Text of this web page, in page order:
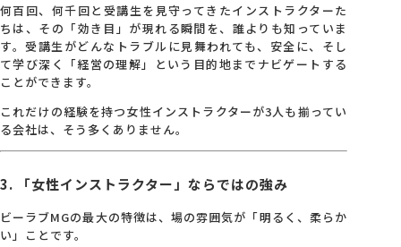
何百回、何千回と受講生を見守ってきたインストラクターた
ちは、その「効き目」が現れる瞬間を、誰よりも知っていま
す。受講生がどんなトラブルに見舞われても、安全に、そし
て学び深く「経営の理解」という目的地までナビゲートする
ことができます。
これだけの経験を持つ女性インストラクターが3人も揃ってい
る会社は、そう多くありません。
3. 「女性インストラクター」ならではの強み
ビーラブMGの最大の特徴は、場の雰囲気が「明るく、柔らか
い」ことです。